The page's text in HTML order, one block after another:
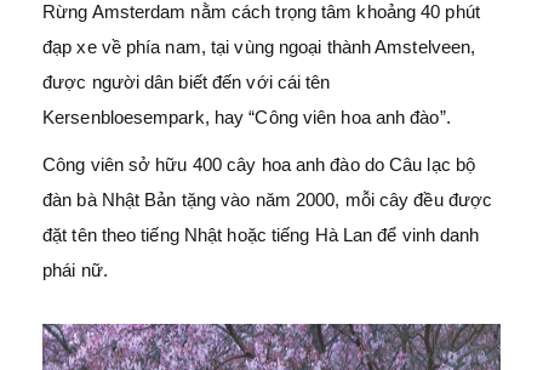
Rừng Amsterdam nằm cách trọng tâm khoảng 40 phút
đạp xe về phía nam, tại vùng ngoại thành Amstelveen,
được người dân biết đến với cái tên
Kersenbloesempark, hay “Công viên hoa anh đào”.
Công viên sở hữu 400 cây hoa anh đào do Câu lạc bộ
đàn bà Nhật Bản tặng vào năm 2000, mỗi cây đều được
đặt tên theo tiếng Nhật hoặc tiếng Hà Lan để vinh danh
phái nữ.